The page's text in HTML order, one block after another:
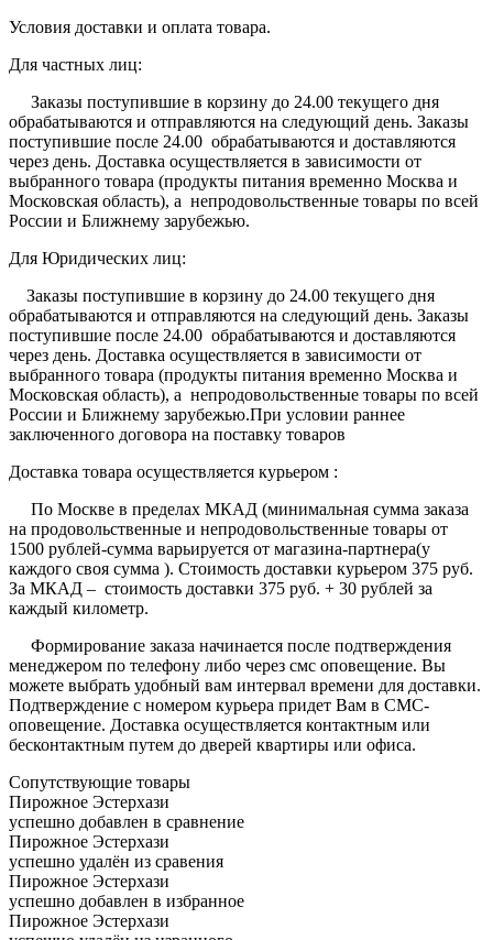
Условия доставки и оплата товара.
Для частных лиц:
Заказы поступившие в корзину до 24.00 текущего дня
обрабатываются и отправляются на следующий день. Заказы
поступившие после 24.00 обрабатываются и доставляются
через день. Доставка осуществляется в зависимости от
выбранного товара (продукты питания временно Москва и
Московская область), а непродовольственные товары по всей
России и Ближнему зарубежью.
Для Юридических лиц:
Заказы поступившие в корзину до 24.00 текущего дня
обрабатываются и отправляются на следующий день. Заказы
поступившие после 24.00 обрабатываются и доставляются
через день. Доставка осуществляется в зависимости от
выбранного товара (продукты питания временно Москва и
Московская область), а непродовольственные товары по всей
России и Ближнему зарубежью.При условии раннее
заключенного договора на поставку товаров
Доставка товара осуществляется курьером :
По Москве в пределах МКАД (минимальная сумма заказа
на продовольственные и непродовольственные товары от
1500 рублей-сумма варьируется от магазина-партнера(у
каждого своя сумма ). Стоимость доставки курьером 375 руб.
За МКАД – стоимость доставки 375 руб. + 30 рублей за
каждый километр.
Формирование заказа начинается после подтверждения
менеджером по телефону либо через смс оповещение. Вы
можете выбрать удобный вам интервал времени для доставки.
Подтверждение с номером курьера придет Вам в СМС-
оповещение. Доставка осуществляется контактным или
бесконтактным путем до дверей квартиры или офиса.
Сопутствующие товары
Пирожное Эстерхази
успешно добавлен в сравнение
Пирожное Эстерхази
успешно удалён из сравения
Пирожное Эстерхази
успешно добавлен в избранное
Пирожное Эстерхази